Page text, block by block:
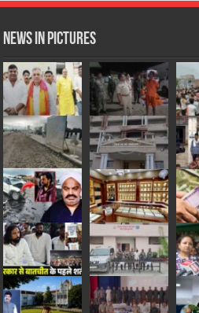
News in Pictures